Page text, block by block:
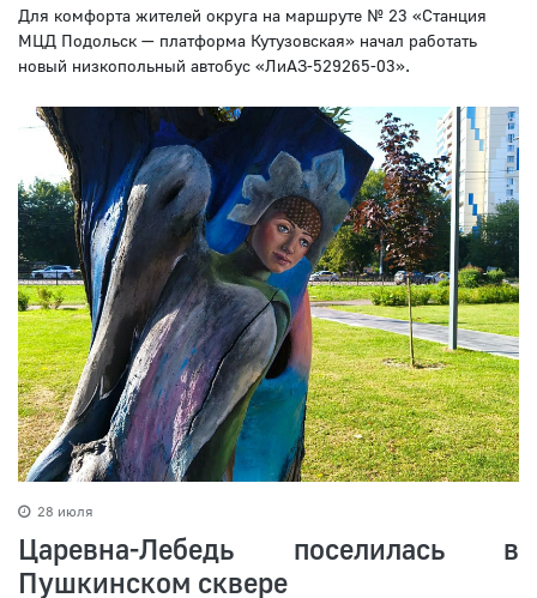
Для комфорта жителей округа на маршруте № 23 «Станция
МЦД Подольск — платформа Кутузовская» начал работать
новый низкопольный автобус «ЛиАЗ-529265-03».
28 июля
Царевна-Лебедь поселилась в
Пушкинском сквере